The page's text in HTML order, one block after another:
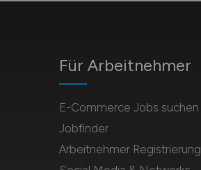
Für Arbeitnehmer
E-Commerce Jobs suchen
Jobfinder
Arbeitnehmer Registrierung